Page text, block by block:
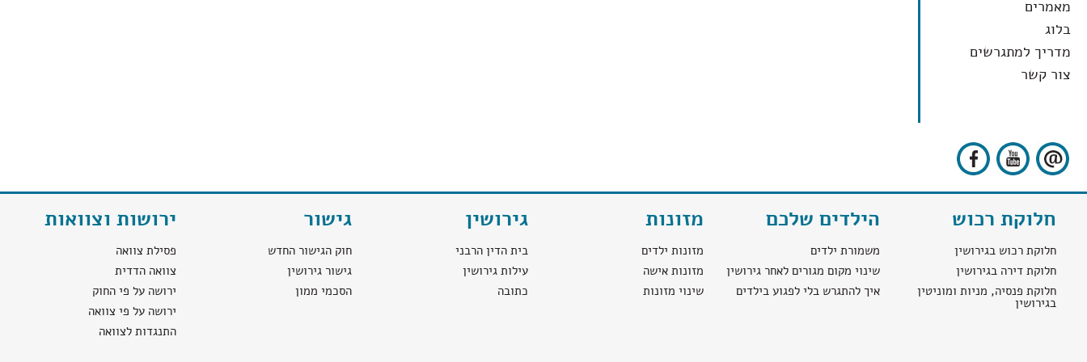
מאמרים
בלוג
מדריך למתגרשים
צור קשר
חלוקת רכוש
חלוקת רכוש בגירושין
חלוקת דירה בגירושין
חלוקת פנסיה, מניות ומוניטין
בגירושין
הילדים שלכם
משמורת ילדים
שינוי מקום מגורים לאחר גירושין
איך להתגרש בלי לפגוע בילדים
מזונות
מזונות ילדים
מזונות אישה
שינוי מזונות
גירושין
בית הדין הרבני
עילות גירושין
כתובה
גישור
חוק הגישור החדש
גישור גירושין
הסכמי ממון
ירושות וצוואות
פסילת צוואה
צוואה הדדית
ירושה על פי החוק
ירושה על פי צוואה
התנגדות לצוואה